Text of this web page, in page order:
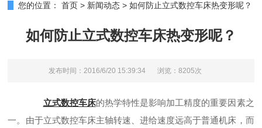
您的位置： 首页 > 新闻动态 >如何防止立式数控车床热变形呢？
如何防止立式数控车床热变形呢？
发布时间：2016/6/20 15:39:34 浏览：8205次
立式数控车床的热学特性是影响加工精度的重要因素之
一。由于立式数控车床主轴转速、进给速度远高于普通机床，而